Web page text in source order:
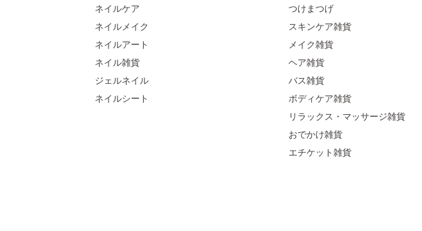
ネイルケア
ネイルメイク
ネイルアート
ネイル雑貨
ジェルネイル
ネイルシート
つけまつげ
スキンケア雑貨
メイク雑貨
ヘア雑貨
バス雑貨
ボディケア雑貨
リラックス・マッサージ雑貨
おでかけ雑貨
エチケット雑貨